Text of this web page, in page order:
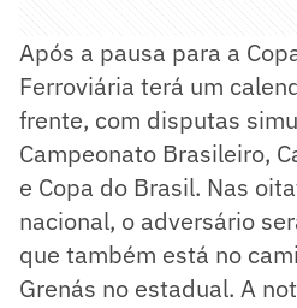
Após a pausa para a
Ferroviária terá um
frente, com disputas
Campeonato Brasileiro,
e Copa do Brasil. Nas
nacional, o adversário
que também está no
Grenás no estadual. A